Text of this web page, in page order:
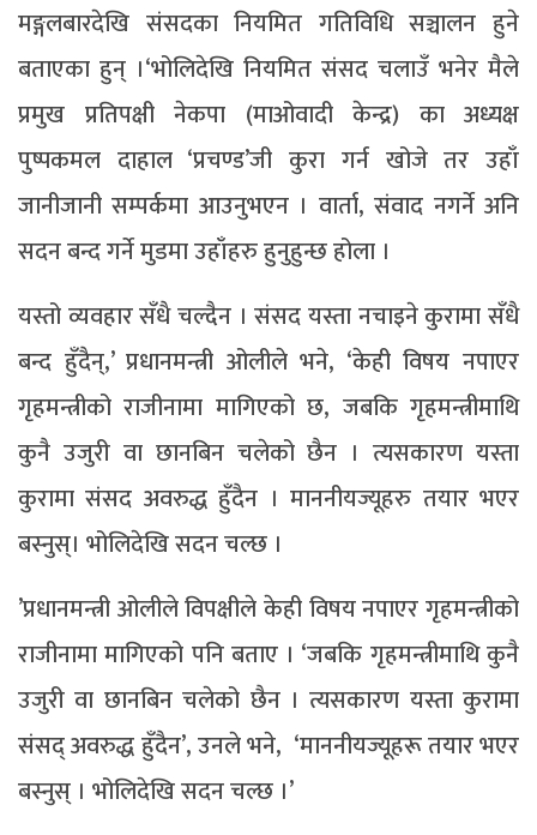
मङ्गलबारदेखि संसदका नियमित गतिविधि सञ्चालन हुने
बताएका हुन् ।‘भोलिदेखि नियमित संसद चलाउँ भनेर मैले
प्रमुख प्रतिपक्षी नेकपा (माओवादी केन्द्र) का अध्यक्ष
पुष्पकमल दाहाल ‘प्रचण्ड’जी कुरा गर्न खोजे तर उहाँ
जानीजानी सम्पर्कमा आउनुभएन । वार्ता, संवाद नगर्ने अनि
सदन बन्द गर्ने मुडमा उहाँहरु हुनुहुन्छ होला ।
यस्तो व्यवहार सँधै चल्दैन । संसद यस्ता नचाइने कुरामा सँधै
बन्द हुँदैन्,’ प्रधानमन्त्री ओलीले भने, ‘केही विषय नपाएर
गृहमन्त्रीको राजीनामा मागिएको छ, जबकि गृहमन्त्रीमाथि
कुनै उजुरी वा छानबिन चलेको छैन । त्यसकारण यस्ता
कुरामा संसद अवरुद्ध हुँदैन । माननीयज्यूहरु तयार भएर
बस्नुस्। भोलिदेखि सदन चल्छ ।
’प्रधानमन्त्री ओलीले विपक्षीले केही विषय नपाएर गृहमन्त्रीको
राजीनामा मागिएको पनि बताए । ‘जबकि गृहमन्त्रीमाथि कुनै
उजुरी वा छानबिन चलेको छैन । त्यसकारण यस्ता कुरामा
संसद् अवरुद्ध हुँदैन’, उनले भने, ‘माननीयज्यूहरू तयार भएर
बस्नुस् । भोलिदेखि सदन चल्छ ।’